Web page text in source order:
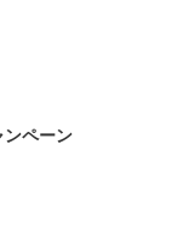
ンペーン